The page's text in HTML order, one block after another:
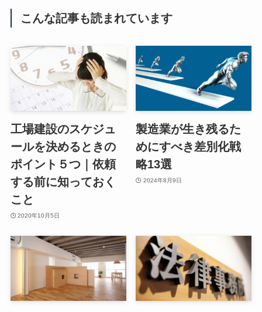
こんな記事も読まれています
工場建設のスケジュ
ールを決めるときの
ポイント５つ｜依頼
する前に知っておく
こと
2020年10月5日
製造業が生き残るた
めにすべき差別化戦
略13選
2024年8月9日